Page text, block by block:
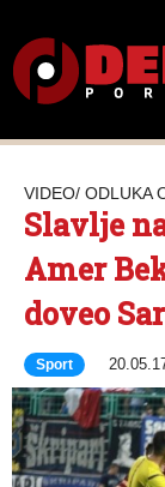
VIDEO/ ODLUKA
Slavlje
Amer
doveo
Sport